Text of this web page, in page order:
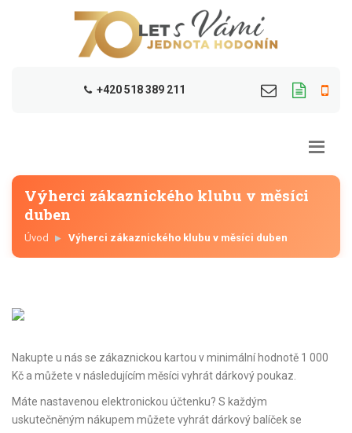
+420 518 389 211
Výherci zákaznického klubu v měsíci
duben
Úvod Výherci zákaznického klubu v měsíci duben
Nakupte u nás se zákaznickou kartou v minimální hodnotě 1 000
Kč a můžete v následujícím měsíci vyhrát dárkový poukaz.
Máte nastavenou elektronickou účtenku? S každým
uskutečněným nákupem můžete vyhrát dárkový balíček se